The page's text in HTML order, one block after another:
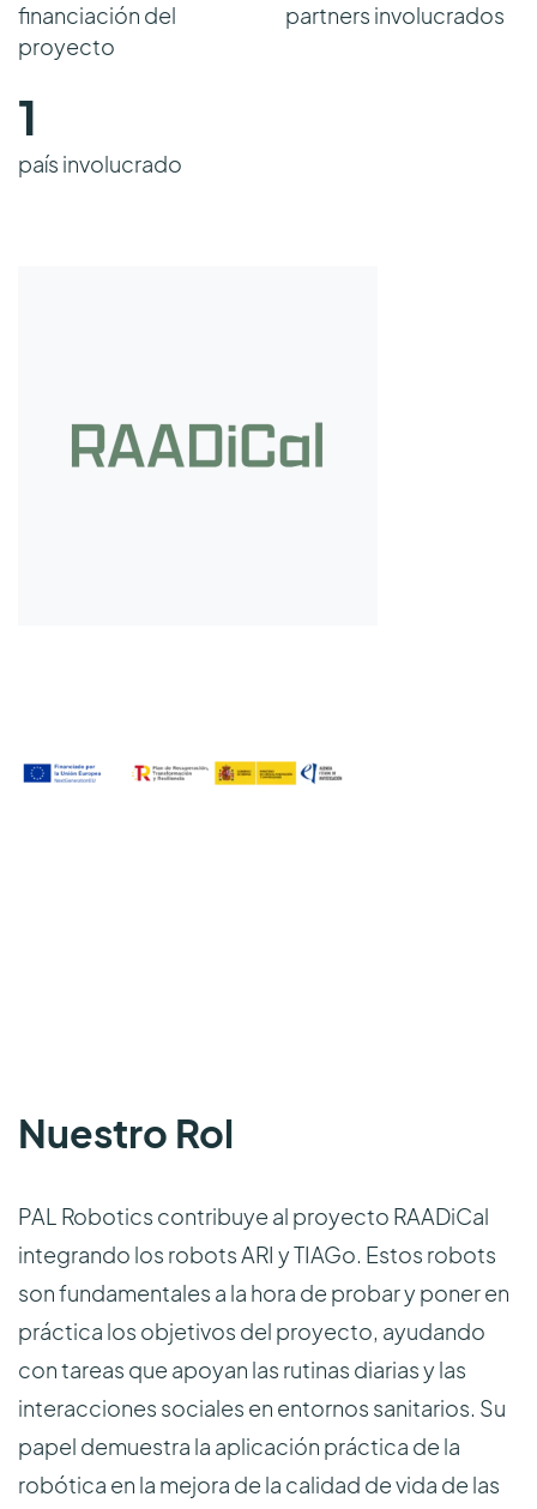
financiación del
proyecto
partners involucrados
1
país involucrado
Nuestro Rol
PAL Robotics contribuye al proyecto RAADiCal
integrando los robots ARI y TIAGo. Estos robots
son fundamentales a la hora de probar y poner en
práctica los objetivos del proyecto, ayudando
con tareas que apoyan las rutinas diarias y las
interacciones sociales en entornos sanitarios. Su
papel demuestra la aplicación práctica de la
robótica en la mejora de la calidad de vida de las